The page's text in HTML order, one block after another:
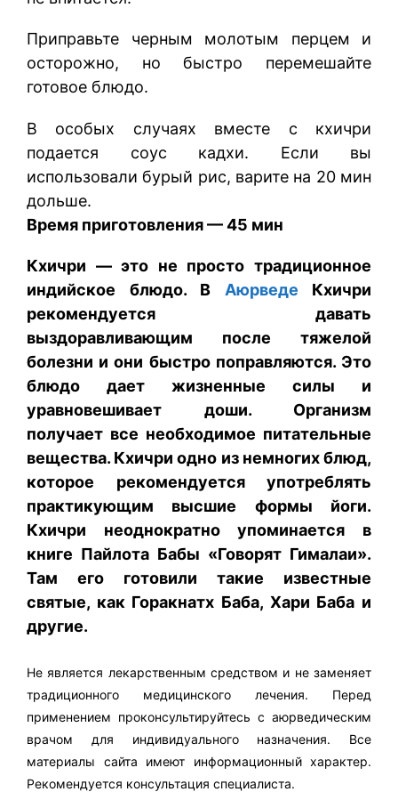
Приправьте черным молотым перцем и
осторожно, но быстро перемешайте
готовое блюдо.
В особых случаях вместе с кхичри
подается соус кадхи. Если вы
использовали бурый рис, варите на 20 мин
дольше.
Время приготовления — 45 мин
Кхичри — это не просто традиционное
индийское блюдо. В Аюрведе Кхичри
рекомендуется давать
выздоравливающим после тяжелой
болезни и они быстро поправляются. Это
блюдо дает жизненные силы и
уравновешивает доши. Организм
получает все необходимое питательные
вещества. Кхичри одно из немногих блюд,
которое рекомендуется употреблять
практикующим высшие формы йоги.
Кхичри неоднократно упоминается в
книге Пайлота Бабы «Говорят Гималаи».
Там его готовили такие известные
святые, как Горакнатх Баба, Хари Баба и
другие.
Не является лекарственным средством и не заменяет
традиционного медицинского лечения. Перед
применением проконсультируйтесь с аюрведическим
врачом для индивидуального назначения. Все
материалы сайта имеют информационный характер.
Рекомендуется консультация специалиста.